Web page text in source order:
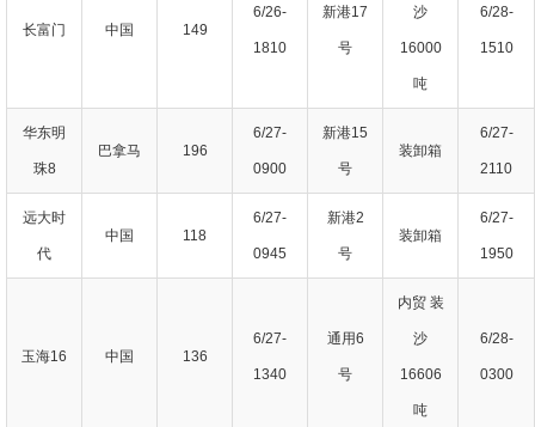
长富门 中国 149
6/26-
1810
新港17
号
沙
16000
吨
6/28-
1510
华东明
珠8
巴拿马 196
6/27-
0900
新港15
号
装卸箱
6/27-
2110
远大时
代
中国 118
6/27-
0945
新港2
号
装卸箱
6/27-
1950
玉海16 中国 136
6/27-
1340
通用6
号
内贸 装
沙
16606
吨
6/28-
0300